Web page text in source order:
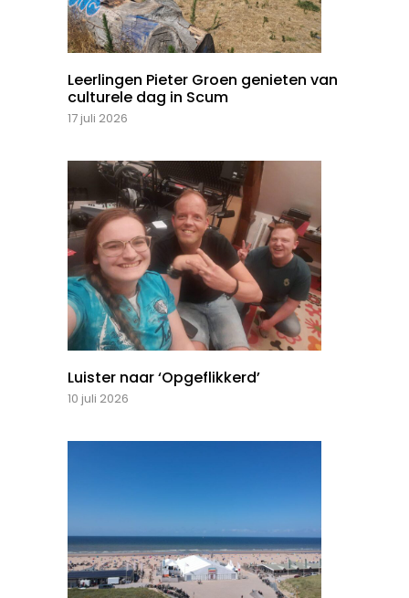
Leerlingen Pieter Groen genieten van
culturele dag in Scum
17 juli 2026
Luister naar ‘Opgeflikkerd’
10 juli 2026